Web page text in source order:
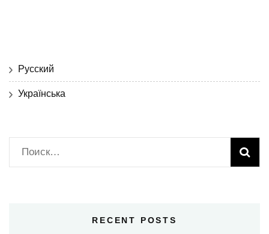
Русский
Українська
Найти:
RECENT POSTS